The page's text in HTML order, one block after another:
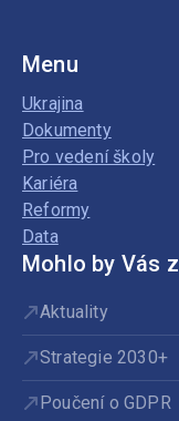
Menu
Ukrajina
Dokumenty
Pro vedení školy
Kariéra
Reformy
Data
Mohlo by Vás
Aktuality
Strategie 2030+
Poučení o GDPR